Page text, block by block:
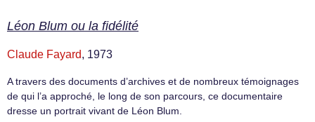
Léon Blum ou la fidélité
Claude Fayard, 1973
A travers des documents d’archives et de nombreux témoignages
de qui l’a approché, le long de son parcours, ce documentaire
dresse un portrait vivant de Léon Blum.